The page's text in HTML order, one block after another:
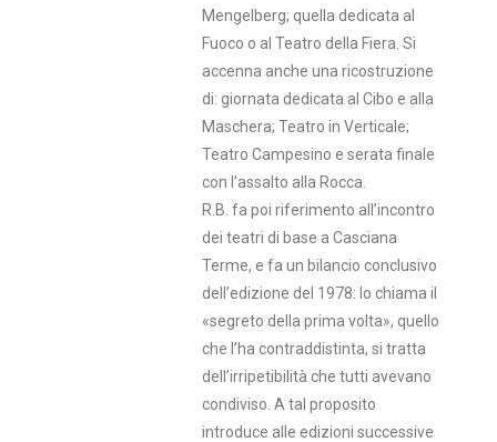
Mengelberg; quella dedicata al
Fuoco o al Teatro della Fiera. Si
accenna anche una ricostruzione
di: giornata dedicata al Cibo e alla
Maschera; Teatro in Verticale;
Teatro Campesino e serata finale
con l’assalto alla Rocca.
R.B. fa poi riferimento all’incontro
dei teatri di base a Casciana
Terme, e fa un bilancio conclusivo
dell’edizione del 1978: lo chiama il
«segreto della prima volta», quello
che l’ha contraddistinta, si tratta
dell’irripetibilità che tutti avevano
condiviso. A tal proposito
introduce alle edizioni successive